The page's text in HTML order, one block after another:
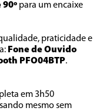
90º para um encaixe
praticidade e
Fone de Ouvido
PFO04BTP.
em 3h50
mesmo sem